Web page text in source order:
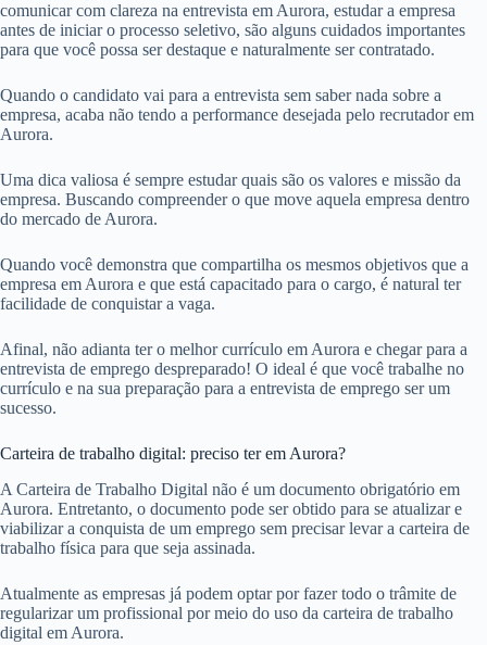
comunicar com clareza na entrevista em Aurora, estudar a empresa
antes de iniciar o processo seletivo, são alguns cuidados importantes
para que você possa ser destaque e naturalmente ser contratado.
Quando o candidato vai para a entrevista sem saber nada sobre a
empresa, acaba não tendo a performance desejada pelo recrutador em
Aurora.
Uma dica valiosa é sempre estudar quais são os valores e missão da
empresa. Buscando compreender o que move aquela empresa dentro
do mercado de Aurora.
Quando você demonstra que compartilha os mesmos objetivos que a
empresa em Aurora e que está capacitado para o cargo, é natural ter
facilidade de conquistar a vaga.
Afinal, não adianta ter o melhor currículo em Aurora e chegar para a
entrevista de emprego despreparado! O ideal é que você trabalhe no
currículo e na sua preparação para a entrevista de emprego ser um
sucesso.
Carteira de trabalho digital: preciso ter em Aurora?
A Carteira de Trabalho Digital não é um documento obrigatório em
Aurora. Entretanto, o documento pode ser obtido para se atualizar e
viabilizar a conquista de um emprego sem precisar levar a carteira de
trabalho física para que seja assinada.
Atualmente as empresas já podem optar por fazer todo o trâmite de
regularizar um profissional por meio do uso da carteira de trabalho
digital em Aurora.